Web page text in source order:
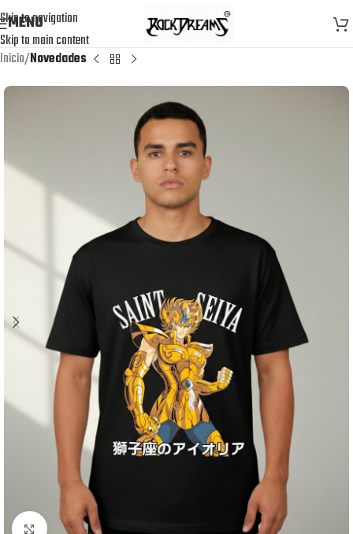
Skip to navigation
Skip to main content
MENU
Inicio Novedades
Click to enlarge